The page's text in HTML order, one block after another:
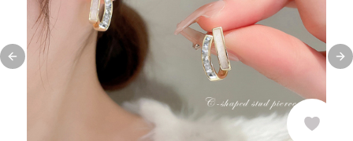
Previous slide